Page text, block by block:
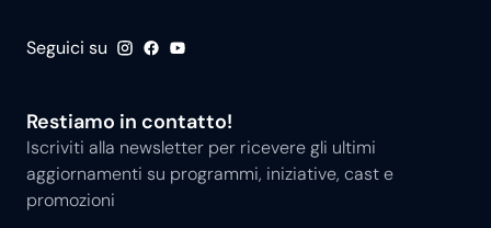
Seguici su
Restiamo in contatto!
Iscriviti alla newsletter per ricevere gli ultimi
aggiornamenti su programmi, iniziative, cast e
promozioni